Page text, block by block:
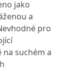
jako
a
pro
na suchém a